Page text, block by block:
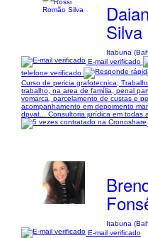
Silva
Itabuna
E-mail verificado
telefone verificado
Curso de pericia grafotecnica;
trabalho, na area de família, penal
vomarca, parcelamento de custas e
acompanhamento em depoimento
dpvat... Consultoria jurídica em todas
Itabuna
E-mail verificado